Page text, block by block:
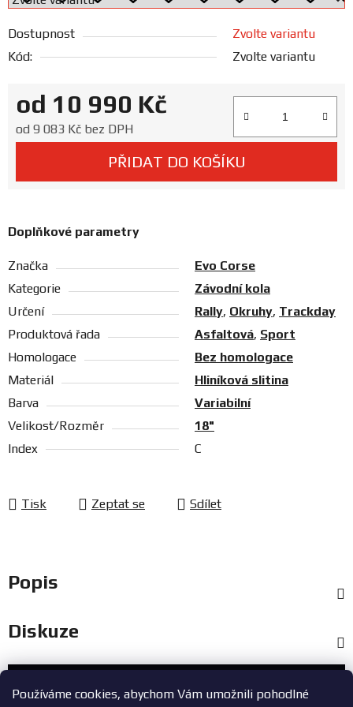
Používáme cookies, abychom Vám umožnili pohodlné
Prodejny
Dostupnost
Zvolte variantu
Kód:
Zvolte variantu
od 10 990 Kč
od 9 083 Kč bez DPH
PŘIDAT DO KOŠÍKU
Doplňkové parametry
Značka
Evo Corse
Kategorie
Závodní kola
Určení
Rally, Okruhy, Trackday
Produktová řada
Asfaltová, Sport
Homologace
Bez homologace
Materiál
Hliníková slitina
Barva
Variabilní
Velikost/Rozměr
18"
Index
C
Tisk Zeptat se Sdílet
Popis
Diskuze
Zákaznický servis